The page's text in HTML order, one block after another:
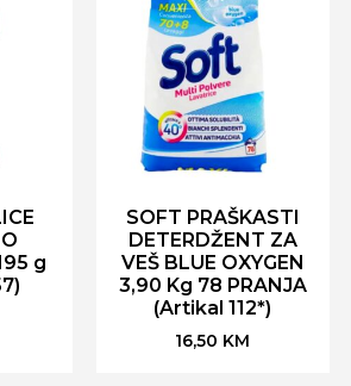
g
SOFT PRAŠKASTI
DETERDŽENT ZA
VEŠ BLUE OXYGEN
3,90 Kg 78 PRANJA
(Artikal 112*)
16,50 KM